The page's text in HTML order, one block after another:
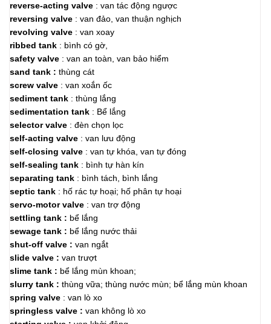
reverse-acting valve : van tác động ngược
reversing valve : van đảo, van thuận nghịch
revolving valve : van xoay
ribbed tank : bình có gờ,
safety valve: van an toàn, van bảo hiểm
sand tank : thùng cát
screw valve : van xoắn ốc
sediment tank: thùng lắng
sedimentation tank : Bể lắng
selector valve : đèn chọn lọc
self-acting valve : van lưu động
self-closing valve: van tự khóa, van tự đóng
self-sealing tank: bình tự hàn kín
separating tank : bình tách, bình lắng
septic tank : hố rác tự hoại; hố phân tự hoại
servo-motor valve : van trợ động
settling tank : bể lắng
sewage tank : bể lắng nước thải
shut-off valve : van ngắt
slide valve : van trượt
slime tank : bể lắng mùn khoan;
slurry tank : thùng vữa; thùng nước mùn; bể lắng mùn khoan
spring valve : van lò xo
springless valve : van không lò xo